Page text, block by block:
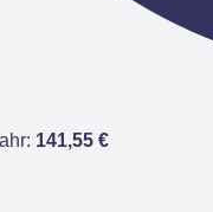
141,55 €